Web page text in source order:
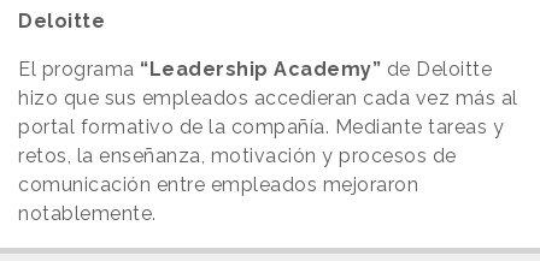
Deloitte
El programa “Leadership Academy” de Deloitte
hizo que sus empleados accedieran cada vez más al
portal formativo de la compañía. Mediante tareas y
retos, la enseñanza, motivación y procesos de
comunicación entre empleados mejoraron
notablemente.